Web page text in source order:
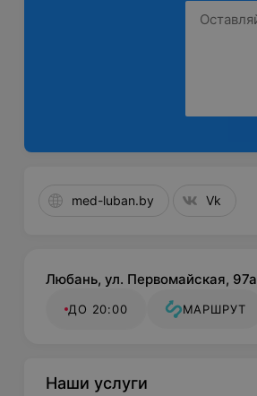
med-luban.by Vk
Любань, ул. Первомайская, 97а
ДО 20:00 МАРШРУТ
Наши услуги